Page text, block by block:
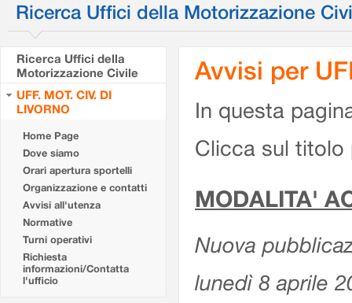
Ricerca Uffici della Motorizzazione
Ricerca Uffici della
Motorizzazione Civile
UFF. MOT. CIV. DI
LIVORNO
Home Page
Dove siamo
Orari apertura sportelli
Organizzazione e contatti
Avvisi all'utenza
Normative
Turni operativi
Richiesta
informazioni/Contatta
l'ufficio
Avvisi per
In questa
Clicca sul titolo
MODALITA'
Nuova
lunedì 8 aprile